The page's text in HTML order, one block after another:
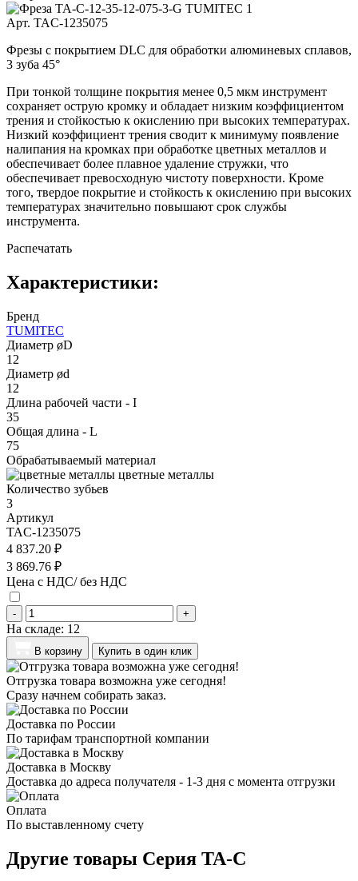
Арт. TAC-1235075
Фрезы с покрытием DLC для обработки алюминевых сплавов,
3 зуба 45°
При тонкой толщине покрытия менее 0,5 мкм инструмент
сохраняет острую кромку и обладает низким коэффициентом
трения и стойкостью к окислению при высоких температурах.
Низкий коэффициент трения сводит к минимуму появление
налипания на кромках при обработке цветных металлов и
обеспечивает более плавное удаление стружки, что
обеспечивает превосходную чистоту поверхности. Кроме
того, твердое покрытие и стойкость к окислению при высоких
температурах значительно повышают срок службы
инструмента.
Распечатать
Характеристики:
Бренд
TUMITEC
Диаметр øD
12
Диаметр ød
12
Длина рабочей части - I
35
Общая длина - L
75
Обрабатываемый материал
цветные металлы
Количество зубьев
3
Артикул
TAC-1235075
4 837.20 ₽
3 869.76 ₽
Цена с НДС/ без НДС
- +
На складе: 12
В корзину Купить в один клик
Отгрузка товара возможна уже сегодня!
Сразу начнем собирать заказ.
Доставка по России
По тарифам транспортной компании
Доставка в Москву
Доставка до адреса получателя - 1-3 дня с момента отгрузки
Оплата
По выставленному счету
Другие товары Серия TA-C